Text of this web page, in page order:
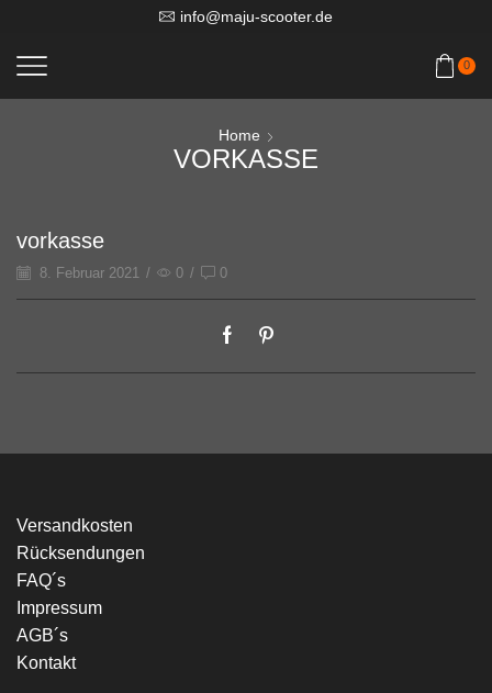
info@maju-scooter.de
0
Home
VORKASSE
vorkasse
8. Februar 2021 / 0 / 0
Versandkosten
Rücksendungen
FAQ´s
Impressum
AGB´s
Kontakt